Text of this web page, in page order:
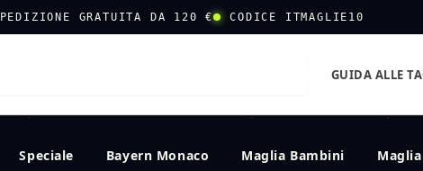
GRATUITA DA 120 € CODICE ITMAGLIE10
GUIDA ALLE
Speciale Bayern Monaco Maglia Bambini